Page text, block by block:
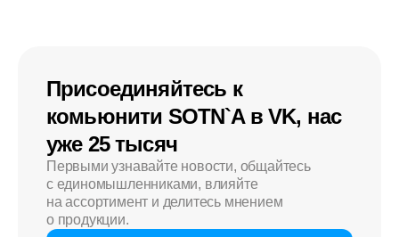
Присоединяйтесь к
комьюнити SOTN`A в VK, нас
уже 25 тысяч
Первыми узнавайте новости, общайтесь
с единомышленниками, влияйте
на ассортимент и делитесь мнением
о продукции.